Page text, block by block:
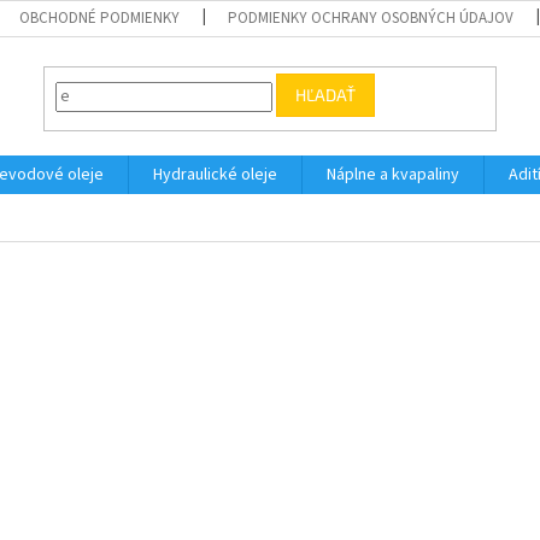
OBCHODNÉ PODMIENKY PODMIENKY OCHRANY OSOBNÝCH ÚDAJOV
HĽADAŤ
oleje Hydraulické oleje Náplne a kvapaliny